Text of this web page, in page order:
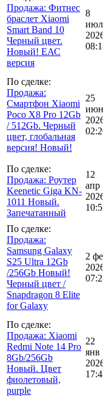
Продажа: Фитнес
браслет Xiaomi
Smart Band 10
Черный цвет.
Новый! ЕАС
версия
8
По сделке:
Продажа:
Смартфон Xiaomi
Poco X8 Pro 12Gb
/ 512Gb. Черный
цвет, глобальная
версия! Новый!
25
По сделке:
Продажа: Роутер
Keenetic Giga KN-
1011 Новый.
Запечатанный
12
апр
По сделке:
Продажа:
Samsung Galaxy
S25 Ultra 12Gb
/256Gb Новый!
Черный цвет /
Snapdragon 8 Elite
for Galaxy
2
По сделке:
Продажа: Xiaomi
Redmi Note 14 Pro
8Gb/256Gb
Новый. Цвет
фиолетовый,
purple
22
янв